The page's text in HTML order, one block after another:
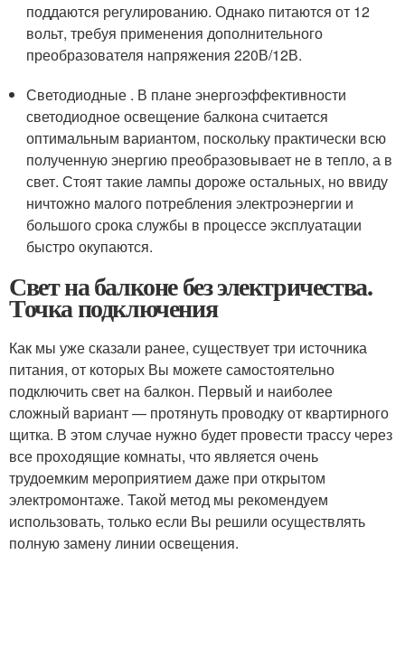
поддаются регулированию. Однако питаются от 12
вольт, требуя применения дополнительного
преобразователя напряжения 220В/12В.
Светодиодные . В плане энергоэффективности
светодиодное освещение балкона считается
оптимальным вариантом, поскольку практически всю
полученную энергию преобразовывает не в тепло, а в
свет. Стоят такие лампы дороже остальных, но ввиду
ничтожно малого потребления электроэнергии и
большого срока службы в процессе эксплуатации
быстро окупаются.
Свет на балконе без электричества.
Точка подключения
Как мы уже сказали ранее, существует три источника
питания, от которых Вы можете самостоятельно
подключить свет на балкон. Первый и наиболее
сложный вариант — протянуть проводку от квартирного
щитка. В этом случае нужно будет провести трассу через
все проходящие комнаты, что является очень
трудоемким мероприятием даже при открытом
электромонтаже. Такой метод мы рекомендуем
использовать, только если Вы решили осуществлять
полную замену линии освещения.